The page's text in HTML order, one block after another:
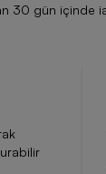
30 gün içinde